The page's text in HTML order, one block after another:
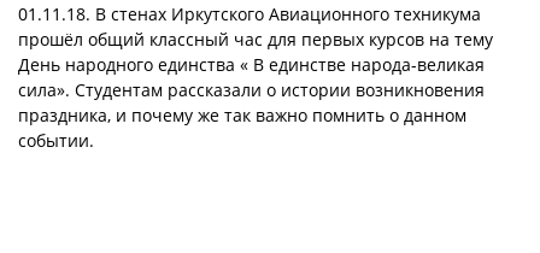
01.11.18. В стенах Иркутского Авиационного техникума
прошёл общий классный час для первых курсов на тему
День народного единства « В единстве народа-великая
сила». Студентам рассказали о истории возникновения
праздника, и почему же так важно помнить о данном
событии.